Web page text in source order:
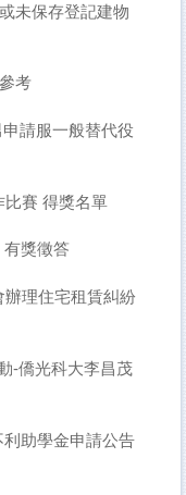
未保存登記建物
考
請服一般替代役
比賽 得獎名單
獎徵答
理住宅租賃糾紛
-僑光科大李昌茂
助學金申請公告